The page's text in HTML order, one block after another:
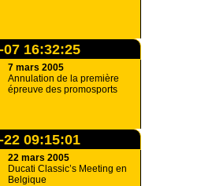
16:32:25
7 mars 2005
Annulation de la première
épreuve des promosports
09:15:01
22 mars 2005
Ducati Classic’s Meeting en
Belgique